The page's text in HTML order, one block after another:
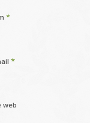
*
*
web